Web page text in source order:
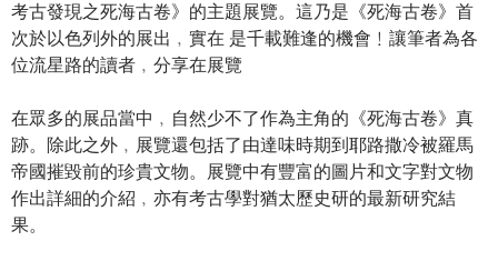
考古發現之死海古卷》的主題展覽。這乃是《死海古卷》首
次於以色列外的展出﹐實在 是千載難逢的機會﹗讓筆者為各
位流星路的讀者﹐分享在展覽
在眾多的展品當中﹐自然少不了作為主角的《死海古卷》真
跡。除此之外﹐展覽還包括了由達味時期到耶路撒冷被羅馬
帝國摧毀前的珍貴文物。展覽中有豐富的圖片和文字對文物
作出詳細的介紹﹐亦有考古學對猶太歷史研的最新研究結
果。